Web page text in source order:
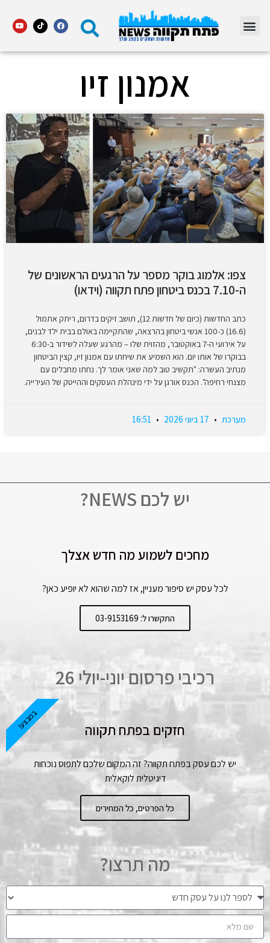
אמנון זיו
צפו: אלמוג בוקר מספר על הרגעים הראשונים של
ה-7.10 בכנס ביטחון פתח תקווה (וידאו)
כתב החדשות (כיום של חדשות 12), תושב זיקים בדרום, ריתק אתמול
(16.6) כ-100 אנשי ביטחון בהרצאה, שהתקיימה באולם בבית ילד לבנים,
על אירועי ה-7 באוקטובר, מהזוית שלו – מהרגע שעלה לשידור ב-6:30
בבוקרו של אותו יום. הוא השמיע את שיחתו עם אמנון זיו, קצין הביטחון
מנתיב העשרה: "תקשיב טוב למה שאני אומר לך. נחתו מחבלים עם
מצנחי רחיפה". הכנס אורגן על ידי מינהלת העסקים וההייטק של העירייה.
מערכת
יש לכם NEWS?
מחכים לשמוע מה חדש אצלך
לכל עסק יש סיפור מעניין, אז למה שהוא לא יופיע כאן?
התקשרו ל: 03-9153169
רכיבי פרסום יוני-יולי 26
חזקים בפתח תקווה
יש לכם עסק בפתח תקווה? זה המקום שלכם לתפוס נוכחות
דיגיטלית לוקאלית
כל הפרטים, כל המחירים
במבצע!
מה תרצו?